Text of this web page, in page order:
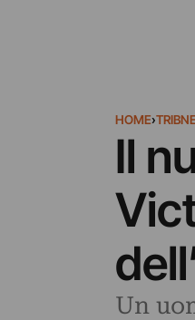
HOME›
Il
Un